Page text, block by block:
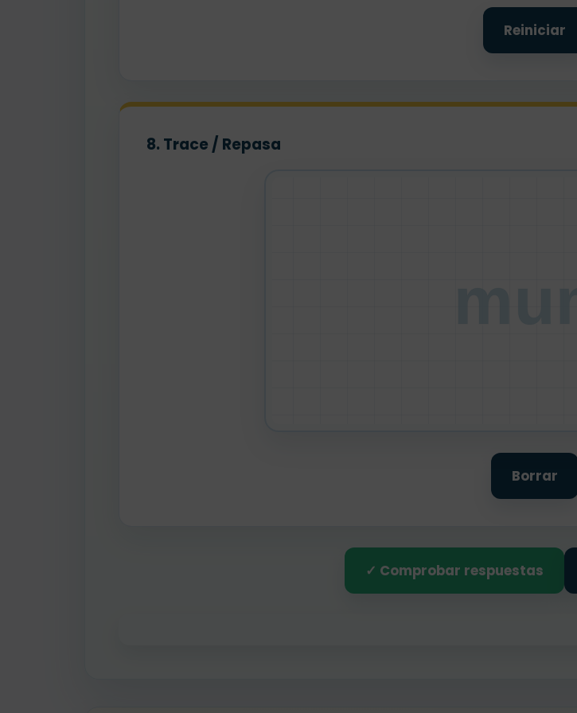
Reiniciar
8. Trace / Repasa
Borrar
✓ Comprobar respuestas